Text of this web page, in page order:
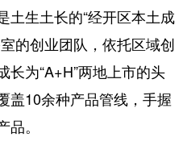
土生土长的“经开区本土成
的创业团队，依托区域创
长为“A+H”两地上市的头
盖10余种产品管线，手握
。